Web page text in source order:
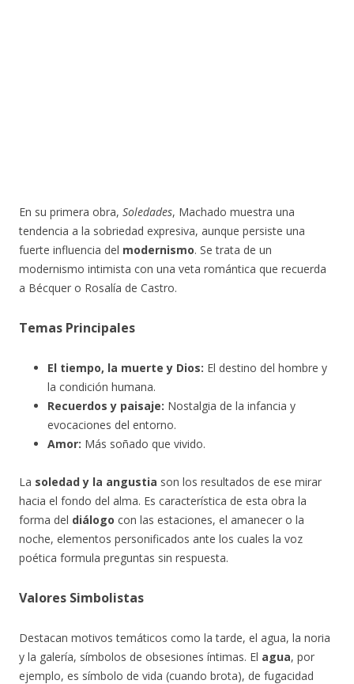
En su primera obra, Soledades, Machado muestra una
tendencia a la sobriedad expresiva, aunque persiste una
fuerte influencia del modernismo. Se trata de un
modernismo intimista con una veta romántica que recuerda
a Bécquer o Rosalía de Castro.
Temas Principales
El tiempo, la muerte y Dios: El destino del hombre y
la condición humana.
Recuerdos y paisaje: Nostalgia de la infancia y
evocaciones del entorno.
Amor: Más soñado que vivido.
La soledad y la angustia son los resultados de ese mirar
hacia el fondo del alma. Es característica de esta obra la
forma del diálogo con las estaciones, el amanecer o la
noche, elementos personificados ante los cuales la voz
poética formula preguntas sin respuesta.
Valores Simbolistas
Destacan motivos temáticos como la tarde, el agua, la noria
y la galería, símbolos de obsesiones íntimas. El agua, por
ejemplo, es símbolo de vida (cuando brota), de fugacidad